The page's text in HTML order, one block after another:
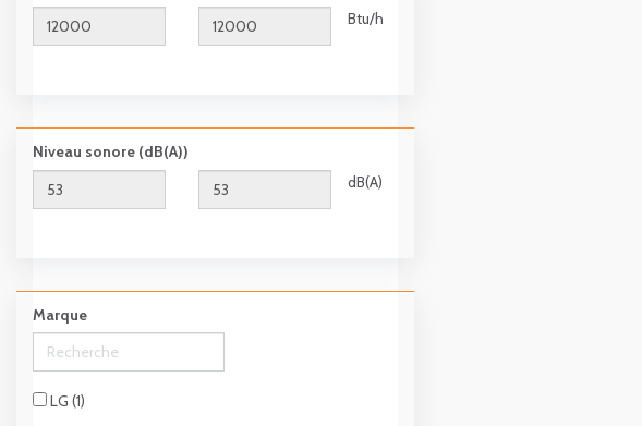
Btu/h
Niveau sonore (dB(A))
dB(A)
Marque
LG (1)